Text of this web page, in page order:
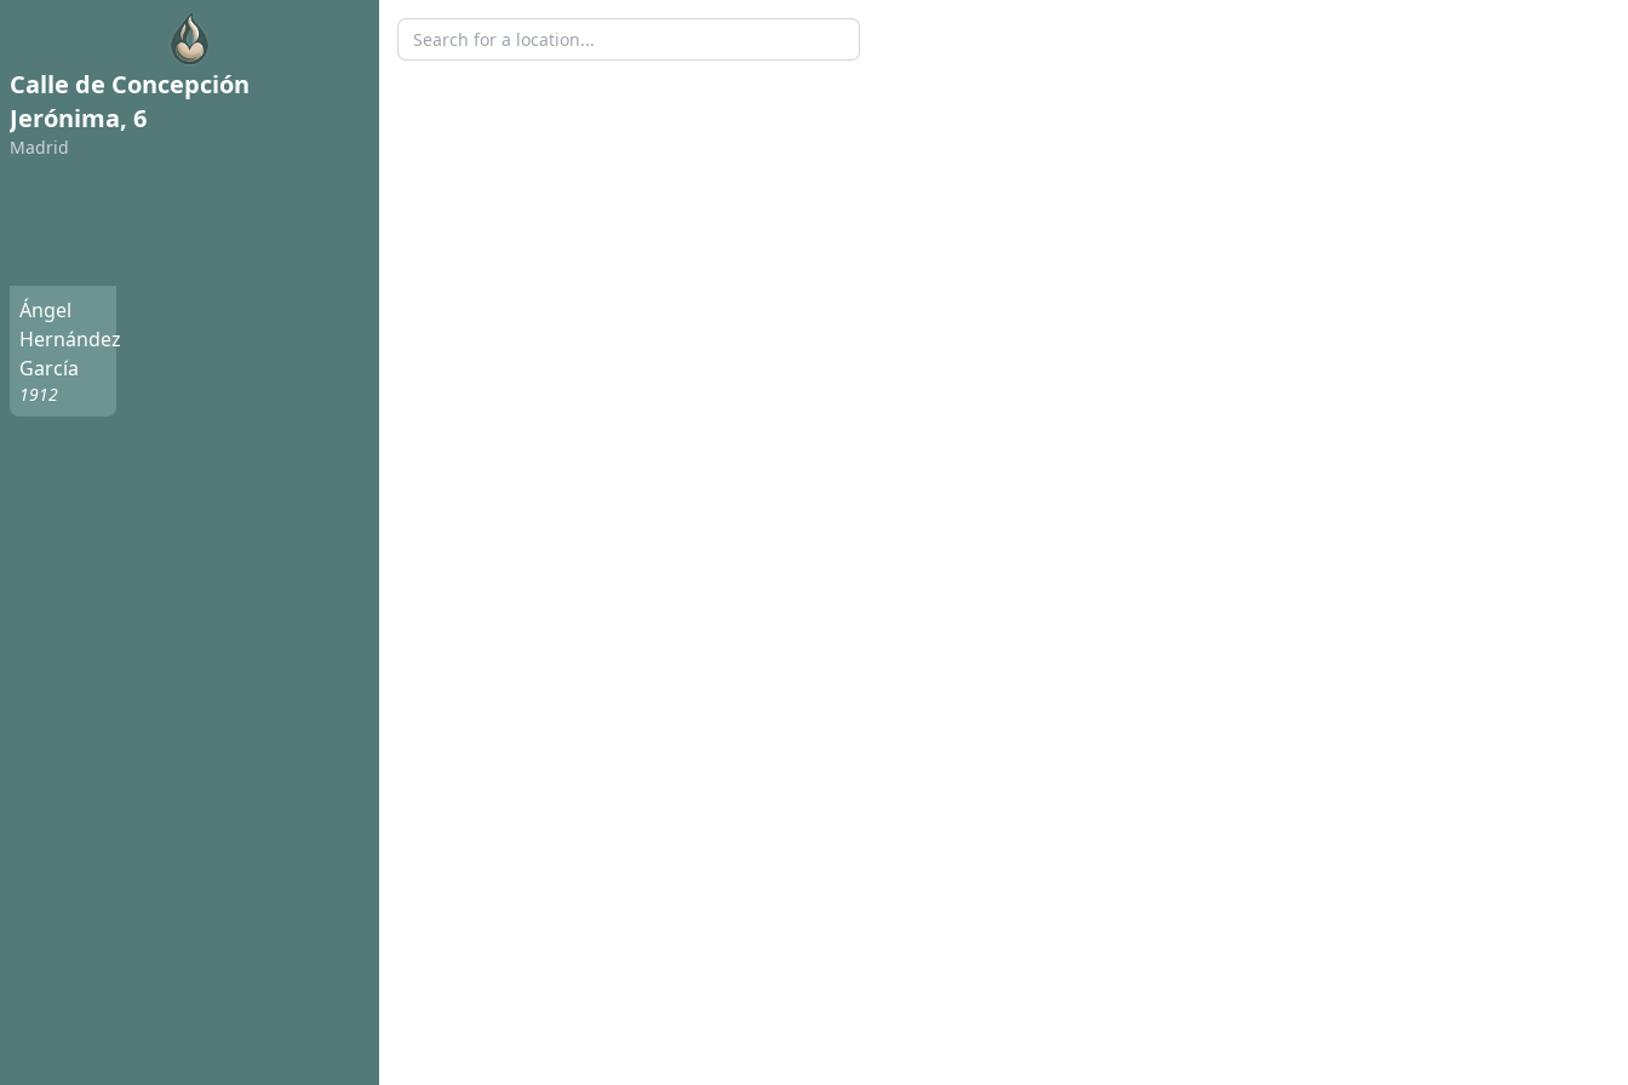
Calle de Concepción
Jerónima, 6
Madrid
Ángel
Hernández
García
1912